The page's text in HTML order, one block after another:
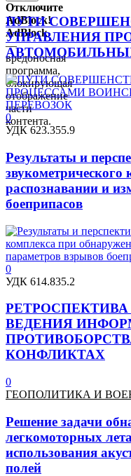
Отключите
AdBlock!
AdBlock
—
вредоносная
программа,
блокирующая
отображение
части
контента.
ПУТИ
УПРАВЛЕНИЯ
0
УДК 623.355.9
Результаты и
распознавании и
боеприпасов
0
УДК 614.835.2
ВЕДЕНИЯ
КОНФЛИКТАХ
0
ГЕОПОЛИТИКА И
Решение задачи
легкомоторных
использования
полей